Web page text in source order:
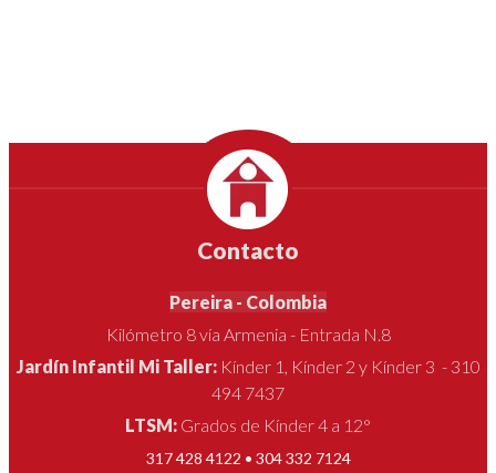
Contacto
Pereira - Colombia
Kilómetro 8 vía Armenia - Entrada N.8
Jardín Infantil Mi Taller: Kínder 1, Kínder 2 y Kínder 3 - 310
494 7437
LTSM: Grados de Kínder 4 a 12°
317 428 4122 • 304 332 7124